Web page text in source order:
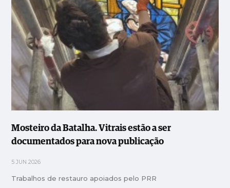
Mosteiro da Batalha. Vitrais estão a ser
documentados para nova publicação
5 JUN 2026
Trabalhos de restauro apoiados pelo PRR